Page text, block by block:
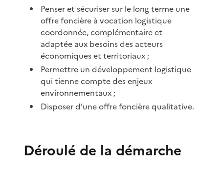
Penser et sécuriser sur le long terme une
offre foncière à vocation logistique
coordonnée, complémentaire et
adaptée aux besoins des acteurs
économiques et territoriaux ;
Permettre un développement logistique
qui tienne compte des enjeux
environnementaux ;
Disposer d’une offre foncière qualitative.
Déroulé de la démarche